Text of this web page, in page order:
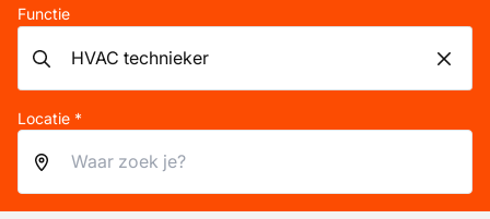
Functie
Locatie *